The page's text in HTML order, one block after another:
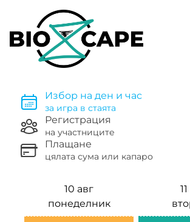
Избор на ден и час
за игра в стаята
Регистрация
на участниците
Плащане
цялата сума или капаро
10 авг
понеделник